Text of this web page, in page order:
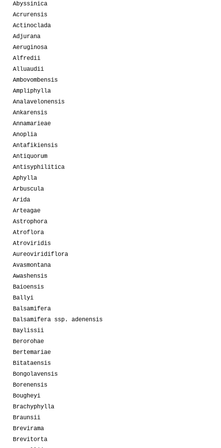
Abyssinica
Acrurensis
Actinoclada
Adjurana
Aeruginosa
Alfredii
Alluaudii
Ambovombensis
Ampliphylla
Analavelonensis
Ankarensis
Annamarieae
Anoplia
Antafikiensis
Antiquorum
Antisyphilitica
Aphylla
Arbuscula
Arida
Arteagae
Astrophora
Atroflora
Atroviridis
Aureoviridiflora
Avasmontana
Awashensis
Baioensis
Ballyi
Balsamifera
Balsamifera ssp. adenensis
Baylissii
Berorohae
Bertemariae
Bitataensis
Bongolavensis
Borenensis
Bougheyi
Brachyphylla
Braunsii
Brevirama
Brevitorta